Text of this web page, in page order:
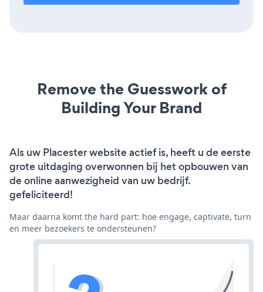
Remove the Guesswork of
Building Your Brand
Als uw Placester website actief is, heeft u de eerste
grote uitdaging overwonnen bij het opbouwen van
de online aanwezigheid van uw bedrijf.
gefeliciteerd!
Maar daarna komt the hard part: hoe engage, captivate, turn
en meer bezoekers te ondersteunen?